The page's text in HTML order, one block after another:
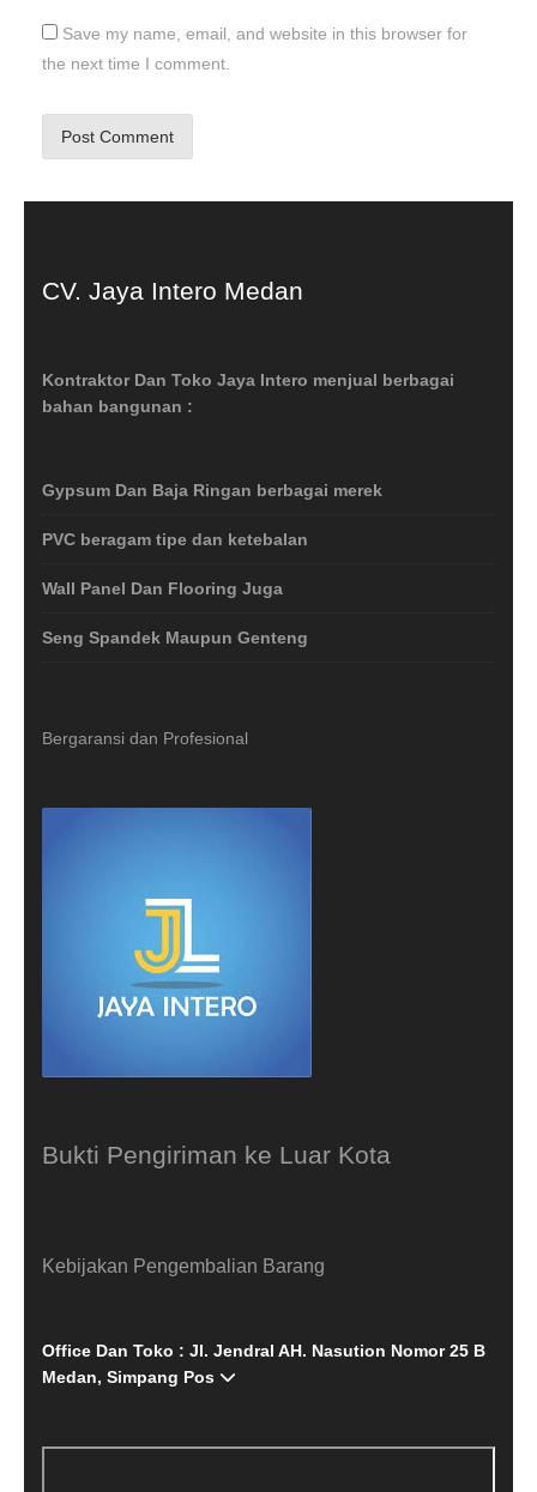
Save my name, email, and website in this browser for
the next time I comment.
CV. Jaya Intero Medan
Kontraktor Dan Toko Jaya Intero menjual berbagai
bahan bangunan :
Gypsum Dan Baja Ringan berbagai merek
PVC beragam tipe dan ketebalan
Wall Panel Dan Flooring Juga
Seng Spandek Maupun Genteng
Bergaransi dan Profesional
Bukti Pengiriman ke Luar Kota
Kebijakan Pengembalian Barang
Office Dan Toko : Jl. Jendral AH. Nasution Nomor 25 B
Medan, Simpang Pos